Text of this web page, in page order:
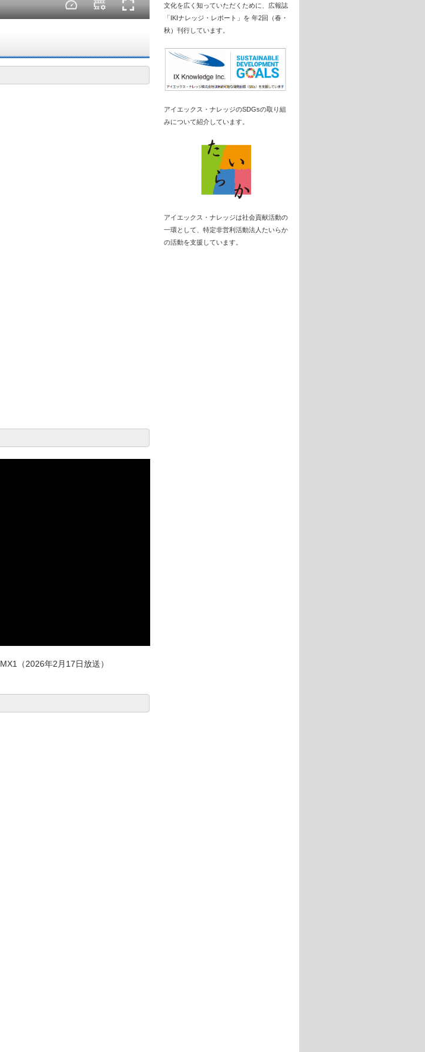
文化を広く知っていただくために、広報誌
「IKIナレッジ・レポート」を 年2回（春・
秋）刊行しています。
アイエックス・ナレッジのSDGsの取り組
みについて紹介しています。
アイエックス・ナレッジは社会貢献活動の
一環として、特定非営利活動法人たいらか
の活動を支援しています。
（2026年2月17日放送）